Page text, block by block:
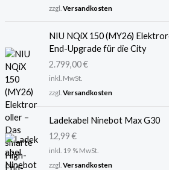
zzgl. Versandkosten
NIU NQiX 150 (MY26)
End-Upgrade für die City
2.799,00€
inkl. MwSt.
zzgl. Versandkosten
Ladekabel Ninebot Max G30
12,99€
inkl. 19 % MwSt.
zzgl. Versandkosten